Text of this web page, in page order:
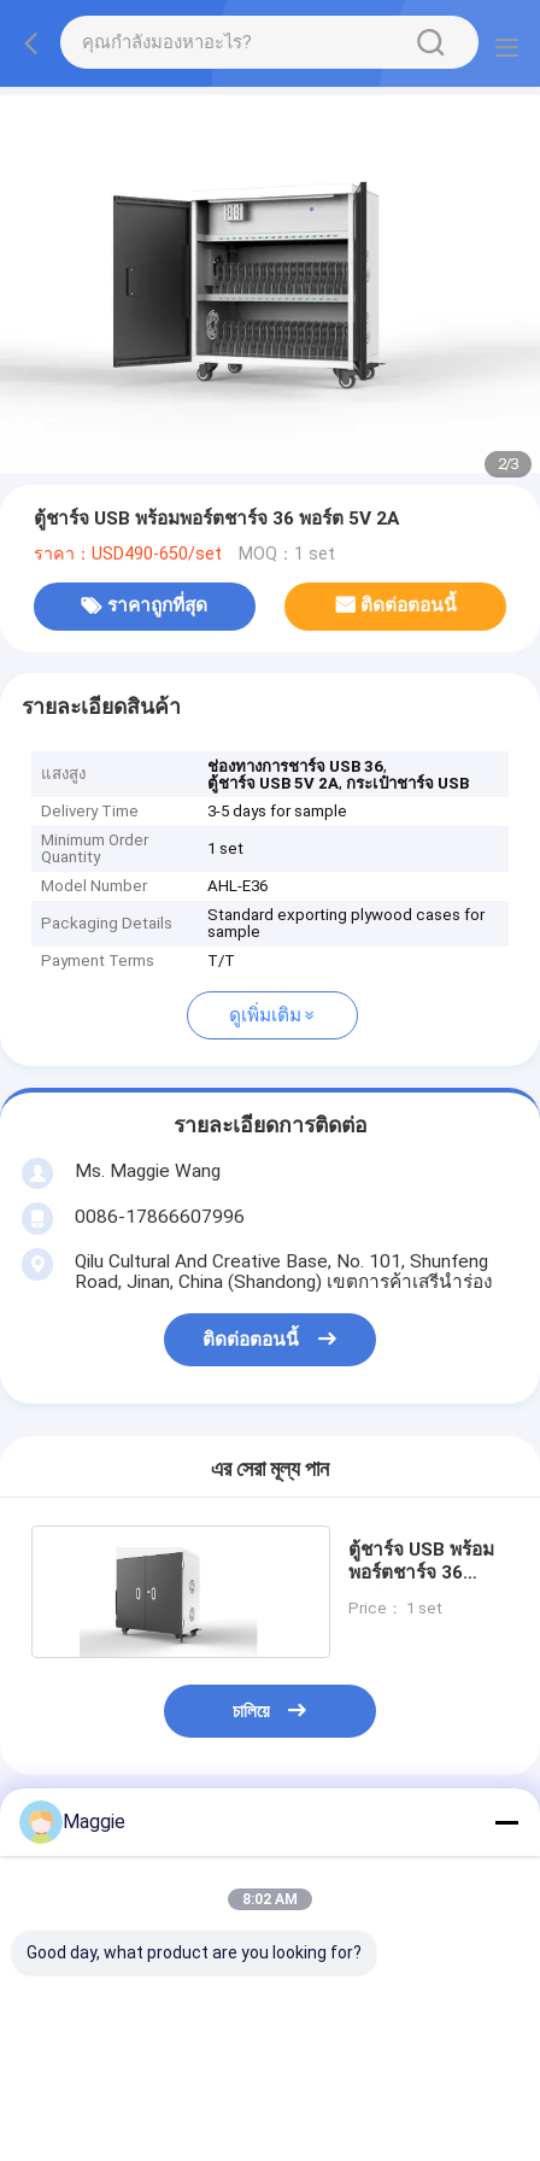
2/3
ตู้ชาร์จ USB พร้อมพอร์ตชาร์จ 36 พอร์ต 5V 2A
ราคา：USD490-650/set MOQ：1 set
ราคาถูกที่สุด ติดต่อตอนนี้
รายละเอียดสินค้า
แสงสูง ช่องทางการชาร์จ USB 36,
ตู้ชาร์จ USB 5V 2A,กระเป๋าชาร์จ USB
Delivery Time
3-5 days for sample
Minimum Order
Quantity
1 set
Model Number AHL-E36
Packaging Details
Standard exporting plywood cases for
sample
Payment Terms
T/T
ดูเพิ่มเติม
รายละเอียดการติดต่อ
Ms. Maggie Wang
0086-17866607996
Qilu Cultural And Creative Base, No. 101, Shunfeng
Road, Jinan, China (Shandong) เขตการค้าเสรีนำร่อง
ติดต่อตอนนี้
এর সেরা মূল্য পান
ตู้ชาร์จ USB พร้อม
พอร์ตชาร์จ 36
Price： 1 set
চালিয়ে
แนะนำผลิตภัณฑ์
Maggie
8:02 AM
Good day, what product are you looking for?